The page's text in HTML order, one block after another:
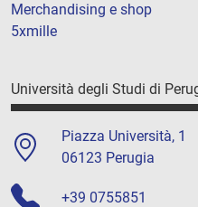
Merchandising e shop
5xmille
Università degli Studi di
Piazza Università, 1
06123 Perugia
+39 0755851